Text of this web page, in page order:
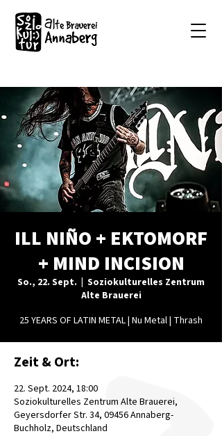
ILL NIÑO + EKTOMORF
+ MIND INCISION
So., 22. Sept.
Soziokulturelles Zentrum
Alte Brauerei
25 YEARS OF LATIN METAL | Nu Metal | Thrash
Zeit & Ort:
22. Sept. 2024, 18:00
Soziokulturelles Zentrum Alte Brauerei,
Geyersdorfer Str. 34, 09456 Annaberg-
Buchholz, Deutschland